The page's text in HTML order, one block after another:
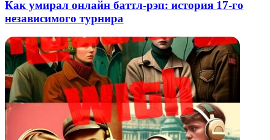
Как умирал онлайн баттл-рэп: история 17-го
независимого турнира